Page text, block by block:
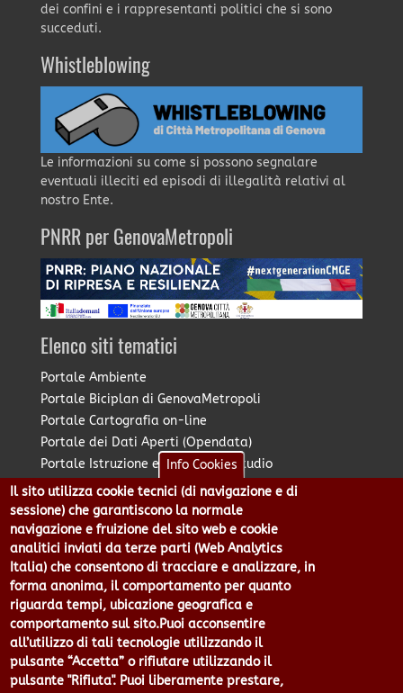
dei confini e i rappresentanti politici che si sono
succeduti.
Whistleblowing
Le informazioni su come si possono segnalare
eventuali illeciti ed episodi di illegalità relativi al
nostro Ente.
PNRR per GenovaMetropoli
Elenco siti tematici
Portale Ambiente
Portale Biciplan di GenovaMetropoli
Portale Cartografia on-line
Portale dei Dati Aperti (Opendata)
Portale Istruzione e Diritto allo Studio
Portale Marketing Territoriale
Portale Piano Strategico Metropolitano
Portale PUMS di GenovaMetropoli
Portale Stazione Unica Appaltante
Pratico: procedimenti e istanze online
Città Metropolitana di Genova - Piazzale Mazzini 2 -16122 -
Genova | CF:80007350103 - P.Iva: 00949170104 | Codice IPA: cmge
Centralino 010 54991 Fax 010 5499244 URP 010 5499456
Num.Verde 800 509420 | P.E.C.:
Info Cookies
Il sito utilizza cookie tecnici (di navigazione e di
sessione) che garantiscono la normale
navigazione e fruizione del sito web e cookie
analitici inviati da terze parti (Web Analytics
Italia) che consentono di tracciare e analizzare, in
forma anonima, il comportamento per quanto
riguarda tempi, ubicazione geografica e
comportamento sul sito.Puoi acconsentire
all’utilizzo di tali tecnologie utilizzando il
pulsante “Accetta” o rifiutare utilizzando il
pulsante "Rifiuta". Puoi liberamente prestare,